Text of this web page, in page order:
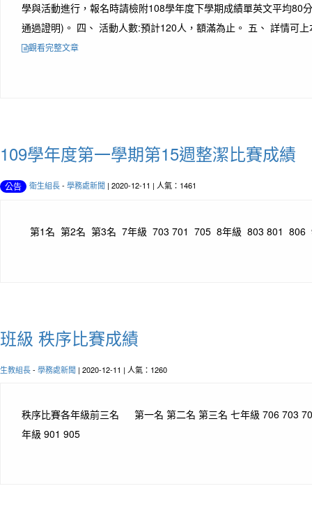
學與活動進行，報名時請檢附108學年度下學期成績單英文平均80
通過證明)。 四、 活動人數:預計120人，額滿為止。 五、 詳情可
觀看完整文章
109學年度第一學期第15週整潔比賽成績
公告 衛生組長- 學務處新聞 | 2020-12-11 | 人氣：1461
第1名 第2名 第3名 7年級 703 701 705 8年級 803 801 806
班級 秩序比賽成績
生教組長- 學務處新聞 | 2020-12-11 | 人氣：1260
秩序比賽各年級前三名 第一名 第二名 第三名 七年級 706 703
年級 901 905